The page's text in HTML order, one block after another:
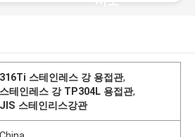
316Ti 스테인레스 강 용접관,
스테인레스 강 TP304L 용접관,
JIS 스테인리스강관